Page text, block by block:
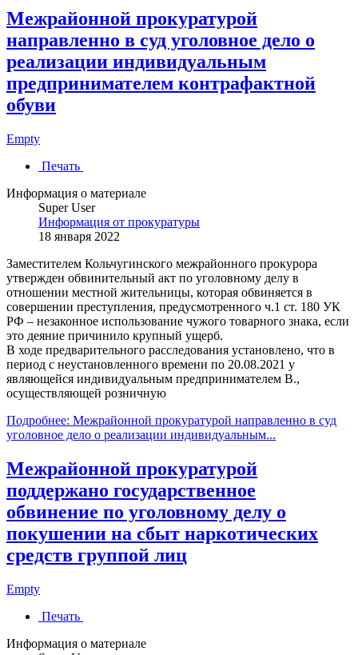
Межрайонной прокуратурой
направленно в суд уголовное дело о
реализации индивидуальным
предпринимателем контрафактной
обуви
Empty
Печать
Информация о материале
Super User
Информация от прокуратуры
18 января 2022
Заместителем Кольчугинского межрайонного прокурора
утвержден обвинительный акт по уголовному делу в
отношении местной жительницы, которая обвиняется в
совершении преступления, предусмотренного ч.1 ст. 180 УК
РФ – незаконное использование чужого товарного знака, если
это деяние причинило крупный ущерб.
В ходе предварительного расследования установлено, что в
период с неустановленного времени по 20.08.2021 у
являющейся индивидуальным предпринимателем В.,
осуществляющей розничную
Подробнее: Межрайонной прокуратурой направленно в суд
уголовное дело о реализации индивидуальным...
Межрайонной прокуратурой
поддержано государственное
обвинение по уголовному делу о
покушении на сбыт наркотических
средств группой лиц
Empty
Печать
Информация о материале